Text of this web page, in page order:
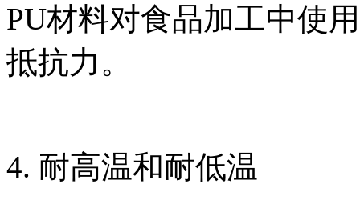
PU材料对食品加工中使
抵抗力。
4. 耐高温和耐低温